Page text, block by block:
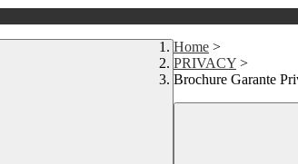
Home >
PRIVACY >
Brochure Garante